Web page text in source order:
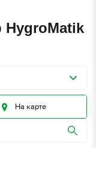
HygroMatik
На карте